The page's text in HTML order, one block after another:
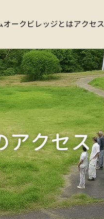
オークビレッジとはアクセス
アクセス